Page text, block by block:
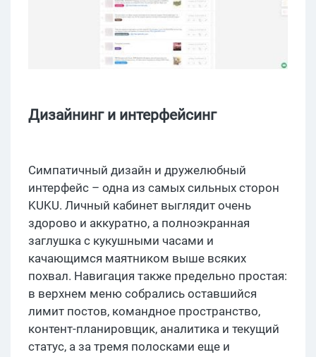
Дизайнинг и интерфейсинг
Симпатичный дизайн и дружелюбный
интерфейс – одна из самых сильных сторон
KUKU. Личный кабинет выглядит очень
здорово и аккуратно, а полноэкранная
заглушка с кукушными часами и
качающимся маятником выше всяких
похвал. Навигация также предельно простая:
в верхнем меню собрались оставшийся
лимит постов, командное пространство,
контент-планировщик, аналитика и текущий
статус, а за тремя полосками еще и